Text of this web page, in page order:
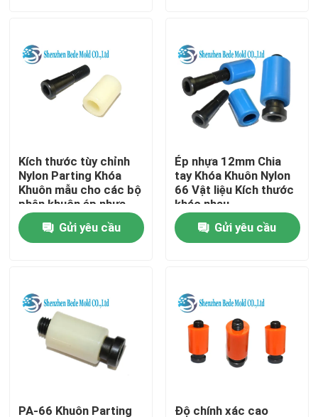
Các sản phẩm
Về chúng tôi
Kiểm soát chất lượng
Liên hệ chúng tôi
Yêu cầu báo giá
Linh kiện khuôn chính xác
Hướng dẫn trụ cột và ống lót
Kích thước tùy chỉnh
Nylon Parting Khóa
Khuôn mẫu cho các bộ
phận khuôn ép nhựa
Gửi yêu cầu
Ép nhựa 12mm Chia
tay Khóa Khuôn Nylon
66 Vật liệu Kích thước
khác nhau
Gửi yêu cầu
PA-66 Khuôn Parting Độ chính xác cao